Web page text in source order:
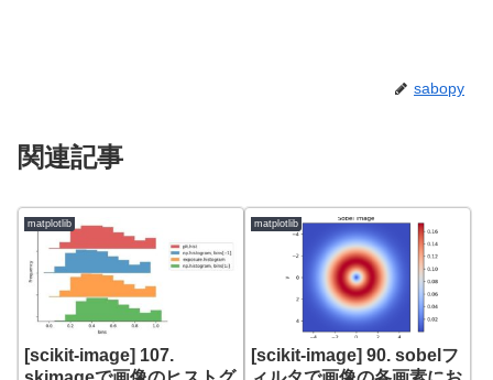
sabopy
関連記事
matplotlib
[scikit-image] 107.
matplotlib
[scikit-image] 90. sobelフ